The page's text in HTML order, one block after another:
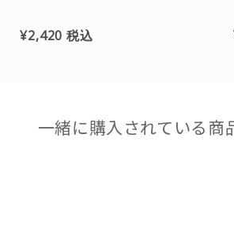
¥2,420税込
一緒に購入されている商